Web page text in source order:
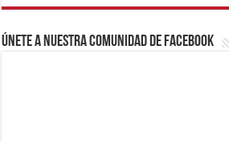
Únete a nuestra comunidad de Facebook